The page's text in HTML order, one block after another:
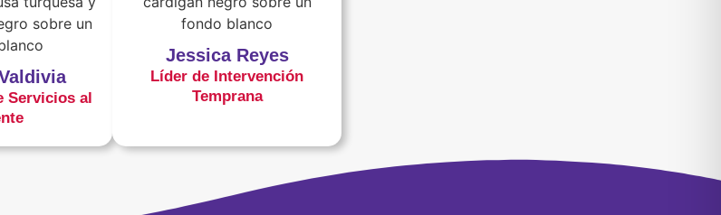
Servicios al
Jessica Reyes
Líder de Intervención
Temprana